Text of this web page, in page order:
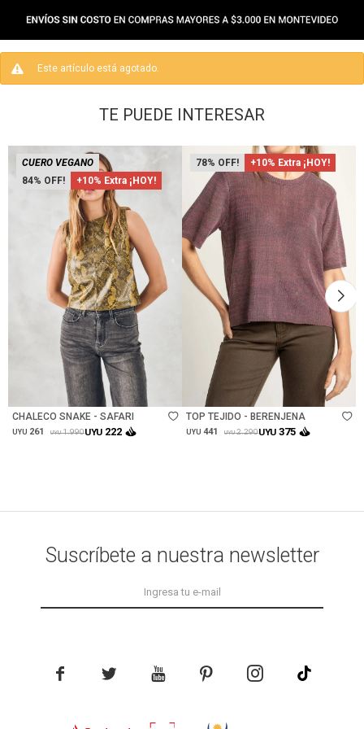
Este artículo está agotado.
TE PUEDE INTERESAR
84 +10% Extra ¡HOY!
CUERO VEGANO
CHALECO SNAKE - SAFARI
UYU 261 UYU 1.990UYU 222
78 +10% Extra ¡HOY!
TOP TEJIDO - BERENJENA
UYU 441 UYU 2.290UYU 375
Suscríbete a nuestra newsletter
    